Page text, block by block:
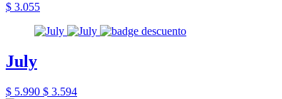
$ 3.055
July
$ 5.990 $ 3.594